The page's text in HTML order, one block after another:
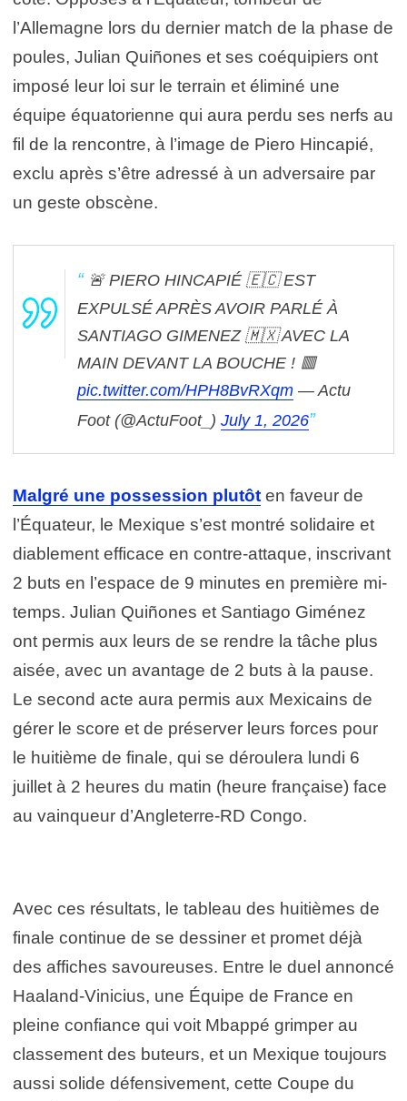
l’Allemagne lors du dernier match de la phase de
poules, Julian Quiñones et ses coéquipiers ont
imposé leur loi sur le terrain et éliminé une
équipe équatorienne qui aura perdu ses nerfs au
fil de la rencontre, à l’image de Piero Hincapié,
exclu après s’être adressé à un adversaire par
un geste obscène.
🚨 PIERO HINCAPIÉ 🇪🇨 EST
EXPULSÉ APRÈS AVOIR PARLÉ À
SANTIAGO GIMENEZ 🇲🇽 AVEC LA
MAIN DEVANT LA BOUCHE ! 🟥
pic.twitter.com/HPH8BvRXqm — Actu
Foot (@ActuFoot_) July 1, 2026
Malgré une possession plutôt en faveur de
l’Équateur, le Mexique s’est montré solidaire et
diablement efficace en contre-attaque, inscrivant
2 buts en l’espace de 9 minutes en première mi-
temps. Julian Quiñones et Santiago Giménez
ont permis aux leurs de se rendre la tâche plus
aisée, avec un avantage de 2 buts à la pause.
Le second acte aura permis aux Mexicains de
gérer le score et de préserver leurs forces pour
le huitième de finale, qui se déroulera lundi 6
juillet à 2 heures du matin (heure française) face
au vainqueur d’Angleterre-RD Congo.
Avec ces résultats, le tableau des huitièmes de
finale continue de se dessiner et promet déjà
des affiches savoureuses. Entre le duel annoncé
Haaland-Vinicius, une Équipe de France en
pleine confiance qui voit Mbappé grimper au
classement des buteurs, et un Mexique toujours
aussi solide défensivement, cette Coupe du